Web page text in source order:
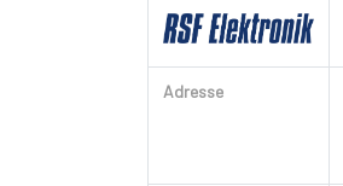
Adresse